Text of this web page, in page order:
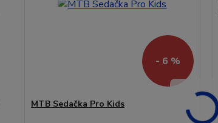
- 6 %
MTB Sedačka Pro Kids